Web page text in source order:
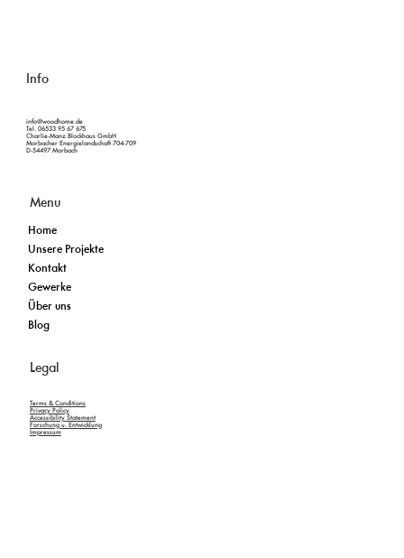
Info
info@woodhome.de
Tel. 06533 95 67 675
Charlie-Manz Blockhaus GmbH
Morbacher Energielandschaft 704-709
D-54497 Morbach
Menu
Home
Unsere Projekte
Kontakt
Gewerke
Über uns
Blog
Terms & Conditions
Privacy Policy
Accessibility Statement
Forschung u. Entwicklung
Impressum
Legal